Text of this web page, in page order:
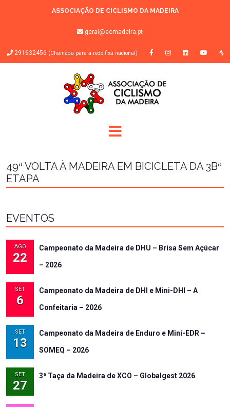
ASSOCIAÇÃO DE CICLISMO DA MADEIRA
geral@acmadeira.pt
291632456 (Chamada para a rede fixa nacional)
49ª VOLTA À MADEIRA EM BICICLETA DA 3Bª
ETAPA
EVENTOS
AGO
22
Campeonato da Madeira de DHU – Brisa Sem Açúcar
– 2026
SET
6
Campeonato da Madeira de DHI e Mini-DHI – A
Confeitaria – 2026
SET
13
Campeonato da Madeira de Enduro e Mini-EDR –
SOMEQ – 2026
SET
27
3ª Taça da Madeira de XCO – Globalgest 2026